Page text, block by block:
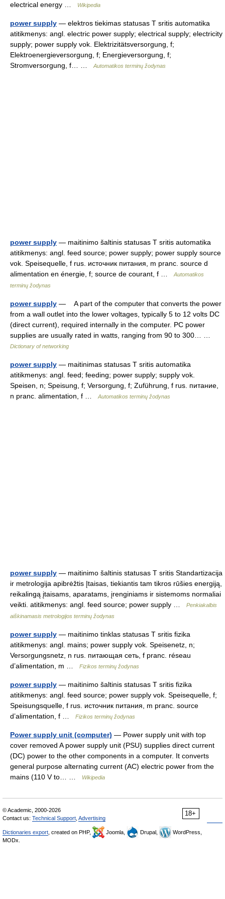
electrical energy …
Wikipedia
power supply — elektros tiekimas statusas T sritis automatika
atitikmenys: angl. electric power supply; electrical supply; electricity
supply; power supply vok. Elektrizitätsversorgung, f;
Elektroenergieversorgung, f; Energieversorgung, f;
Stromversorgung, f… …
Automatikos terminų žodynas
power supply — maitinimo šaltinis statusas T sritis automatika
atitikmenys: angl. feed source; power supply; power supply source
vok. Speisequelle, f rus. источник питания, m pranc. source d
alimentation en énergie, f; source de courant, f …
Automatikos
terminų žodynas
power supply — A part of the computer that converts the power
from a wall outlet into the lower voltages, typically 5 to 12 volts DC
(direct current), required internally in the computer. PC power
supplies are usually rated in watts, ranging from 90 to 300… …
Dictionary of networking
power supply — maitinimas statusas T sritis automatika
atitikmenys: angl. feed; feeding; power supply; supply vok.
Speisen, n; Speisung, f; Versorgung, f; Zuführung, f rus. питание,
n pranc. alimentation, f …
Automatikos terminų žodynas
power supply — maitinimo šaltinis statusas T sritis Standartizacija
ir metrologija apibrėžtis Įtaisas, tiekiantis tam tikros rūšies energiją,
reikalingą įtaisams, aparatams, įrenginiams ir sistemoms normaliai
veikti. atitikmenys: angl. feed source; power supply …
Penkiakalbis
aiškinamasis metrologijos terminų žodynas
power supply — maitinimo tinklas statusas T sritis fizika
atitikmenys: angl. mains; power supply vok. Speisenetz, n;
Versorgungsnetz, n rus. питающая сеть, f pranc. réseau
d’alimentation, m …
Fizikos terminų žodynas
power supply — maitinimo šaltinis statusas T sritis fizika
atitikmenys: angl. feed source; power supply vok. Speisequelle, f;
Speisungsquelle, f rus. источник питания, m pranc. source
d’alimentation, f …
Fizikos terminų žodynas
Power supply unit (computer) — Power supply unit with top
cover removed A power supply unit (PSU) supplies direct current
(DC) power to the other components in a computer. It converts
general purpose alternating current (AC) electric power from the
mains (110 V to… …
Wikipedia
18+
© Academic, 2000-2026
Contact us: Technical Support Advertising
Dictionaries export , created on PHP, Joomla, Drupal,
WordPress,
MODx.